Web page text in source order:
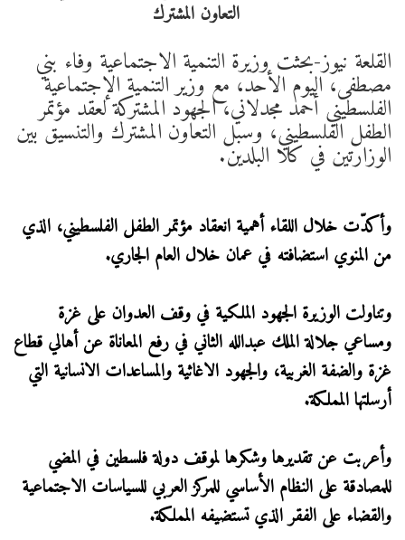
القلعة نيوز-بحثت وزيرة التنمية الاجتماعية وفاء بني
مصطفى، اليوم الأحد، مع وزير التنمية الإجتماعية
الفلسطيني أحمد مجدلاني، الجهود المشتركة لعقد مؤتمر
الطفل الفلسطيني، وسبل التعاون المشترك والتنسيق بين
الوزارتين في كلا البلدين.
وأكدّت خلال اللقاء أهمية انعقاد مؤتمر الطفل الفلسطيني، الذي
من المنوي استضافته في عمان خلال العام الجاري.
وتناولت الوزيرة الجهود الملكية في وقف العدوان على غزة
ومساعي جلالة الملك عبدالله الثاني في رفع المعاناة عن أهالي قطاع
غزة والضفة الغربية، والجهود الاغاثية والمساعدات الانسانية التي
أرسلتها المملكة.
وأعربت عن تقديرها وشكرها لموقف دولة فلسطين في المضي
للمصادقة على النظام الأساسي للمركز العربي للسياسات الاجتماعية
والقضاء على الفقر الذي تستضيفه المملكة.